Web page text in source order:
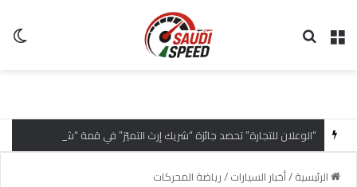
القائمة
الرئيسية/أخبار السيارات/رياضة المحركات